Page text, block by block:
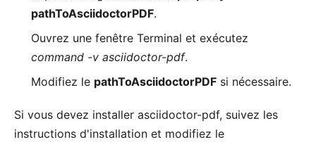
pathToAsciidoctorPDF.
Ouvrez une fenêtre Terminal et exécutez
command -v asciidoctor-pdf.
Modifiez le pathToAsciidoctorPDF si nécessaire.
Si vous devez installer asciidoctor-pdf, suivez les
instructions d'installation et modifiez le